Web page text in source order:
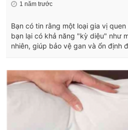
1 năm trước
Bạn có tin rằng một loại gia vị
bạn lại có khả năng "kỳ diệu" như
nhiên, giúp bảo vệ gan và ổn định